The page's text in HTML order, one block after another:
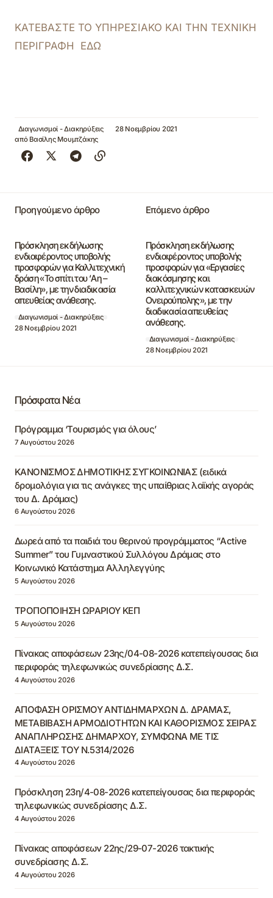
ΚΑΤΕΒΑΣΤΕ ΤΟ ΥΠΗΡΕΣΙΑΚΟ ΚΑΙ ΤΗΝ ΤΕΧΝΙΚΗ
ΠΕΡΙΓΡΑΦΗ ΕΔΩ
Διαγωνισμοί - Διακηρύξεις
28 Νοεμβρίου 2021
από Βασίλης Μουμτζάκης
Προηγούμενο άρθρο
Πρόσκληση εκδήλωσης
ενδιαφέροντος υποβολής
προσφορών για Καλλιτεχνική
δράση «Το σπίτι του ‘Αη –
Βασίλη», με την διαδικασία
απευθείας ανάθεσης.
Διαγωνισμοί - Διακηρύξεις
28 Νοεμβρίου 2021
Επόμενο άρθρο
Πρόσκληση εκδήλωσης
ενδιαφέροντος υποβολής
προσφορών για «Εργασίες
διακόσμησης και
καλλιτεχνικών κατασκευών
Ονειρούπολης», με την
διαδικασία απευθείας
ανάθεσης.
Διαγωνισμοί - Διακηρύξεις
28 Νοεμβρίου 2021
Πρόσφατα Νέα
Πρόγραμμα ‘Τουρισμός για όλους’
7 Αυγούστου 2026
ΚΑΝΟΝΙΣΜΟΣ ΔΗΜΟΤΙΚΗΣ ΣΥΓΚΟΙΝΩΝΙΑΣ (ειδικά
δρομολόγια για τις ανάγκες της υπαίθριας λαϊκής αγοράς
του Δ. Δράμας)
6 Αυγούστου 2026
Δωρεά από τα παιδιά του θερινού προγράμματος “Active
Summer” του Γυμναστικού Συλλόγου Δράμας στο
Κοινωνικό Κατάστημα Αλληλεγγύης
5 Αυγούστου 2026
ΤΡΟΠΟΠΟΙΗΣΗ ΩΡΑΡΙΟΥ ΚΕΠ
5 Αυγούστου 2026
Πίνακας αποφάσεων 23ης/04-08-2026 κατεπείγουσας δια
περιφοράς τηλεφωνικώς συνεδρίασης Δ.Σ.
4 Αυγούστου 2026
ΑΠΟΦΑΣΗ ΟΡΙΣΜΟΥ ΑΝΤΙΔΗΜΑΡΧΩΝ Δ. ΔΡΑΜΑΣ,
ΜΕΤΑΒΙΒΑΣΗ ΑΡΜΟΔΙΟΤΗΤΩΝ ΚΑΙ ΚΑΘΟΡΙΣΜΟΣ ΣΕΙΡΑΣ
ΑΝΑΠΛΗΡΩΣΗΣ ΔΗΜΑΡΧΟΥ, ΣΥΜΦΩΝΑ ΜΕ ΤΙΣ
ΔΙΑΤΑΞΕΙΣ ΤΟΥ Ν.5314/2026
4 Αυγούστου 2026
Πρόσκληση 23η/4-08-2026 κατεπείγουσας δια περιφοράς
τηλεφωνικώς συνεδρίασης Δ.Σ.
4 Αυγούστου 2026
Πίνακας αποφάσεων 22ης/29-07-2026 τακτικής
συνεδρίασης Δ.Σ.
4 Αυγούστου 2026